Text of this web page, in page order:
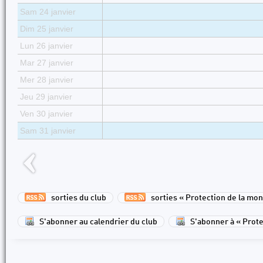
Sam 24 janvier
Dim 25 janvier
Lun 26 janvier
Mar 27 janvier
Mer 28 janvier
Jeu 29 janvier
Ven 30 janvier
Sam 31 janvier
sorties du club sorties « Protection de la
S'abonner au calendrier du club S'abonner à «